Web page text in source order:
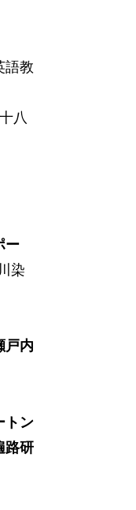
語教
八
ー
染
戸内
トン
研